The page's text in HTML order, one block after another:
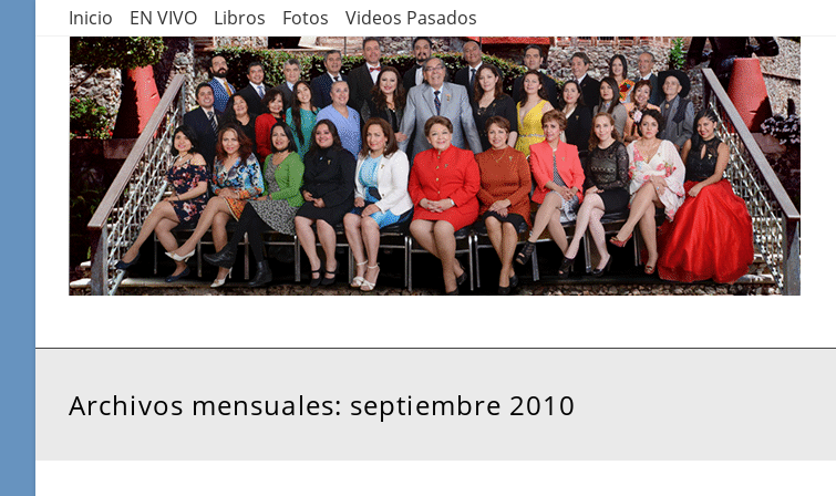
contenido
Inicio EN VIVO Libros Fotos Videos Pasados
Archivos mensuales: septiembre 2010